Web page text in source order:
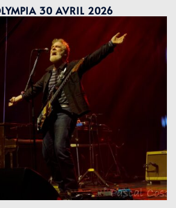
30 AVRIL 2026